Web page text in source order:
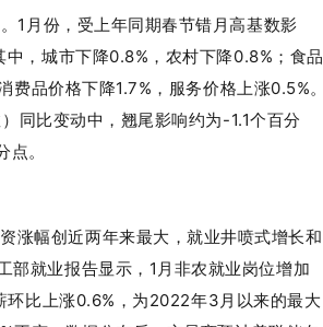
1月份，受上年同期春节错月高基数影
，城市下降0.8%，农村下降0.8%；食品
品价格下降1.7%，服务价格上涨0.5%。
同比变动中，翘尾影响约为-1.1个百分
。
涨幅创近两年来最大，就业井喷式增长和
部就业报告显示，1月非农就业岗位增加
比上涨0.6%，为2022年3月以来的最大